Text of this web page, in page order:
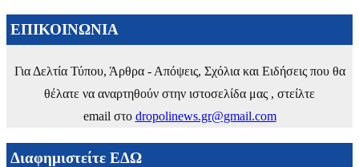
ΕΠΙΚΟΙΝΩΝΙΑ
Για Δελτία Τύπου, Άρθρα - Απόψεις, Σχόλια και Ειδήσεις που θα
θέλατε να αναρτηθούν στην ιστοσελίδα μας , στείλτε
email στο dropolinews.gr@gmail.com
Διαφημιστείτε ΕΔΩ